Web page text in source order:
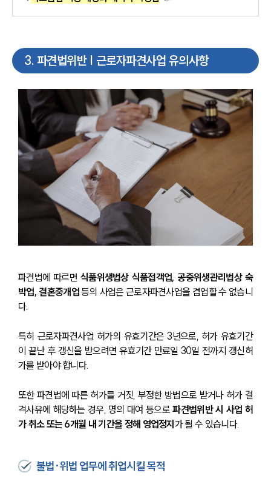
3. 파견법위반 | 근로자파견사업 유의사항
파견법에 따르면 식품위생법상 식품접객업, 공중위생관리법상 숙
박업, 결혼중개업 등의 사업은 근로자파견사업을 겸업할 수 없습니
다.
특히 근로자파견사업 허가의 유효기간은 3년으로, 허가 유효기간
이 끝난 후 갱신을 받으려면 유효기간 만료일 30일 전까지 갱신허
가를 받아야 합니다.
또한 파견법에 따른 허가를 거짓, 부정한 방법으로 받거나 허가 결
격사유에 해당하는 경우, 명의 대여 등으로 파견법위반 시 사업 허
가 취소 또는 6개월 내 기간을 정해 영업정지가 될 수 있습니다.
불법·위법 업무에 취업시킬 목적